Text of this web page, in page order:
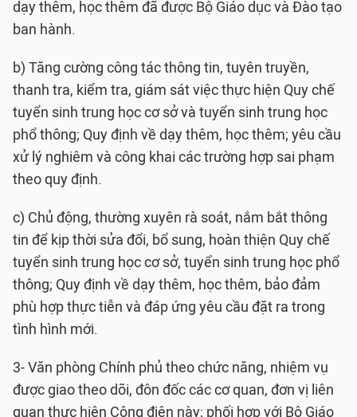
dạy thêm, học thêm đã được Bộ Giáo dục và Đào tạo
ban hành.
b) Tăng cường công tác thông tin, tuyên truyền,
thanh tra, kiểm tra, giám sát việc thực hiện Quy chế
tuyển sinh trung học cơ sở và tuyển sinh trung học
phổ thông; Quy định về dạy thêm, học thêm; yêu cầu
xử lý nghiêm và công khai các trường hợp sai phạm
theo quy định.
c) Chủ động, thường xuyên rà soát, nắm bắt thông
tin để kịp thời sửa đổi, bổ sung, hoàn thiện Quy chế
tuyển sinh trung học cơ sở, tuyển sinh trung học phổ
thông; Quy định về dạy thêm, học thêm, bảo đảm
phù hợp thực tiễn và đáp ứng yêu cầu đặt ra trong
tình hình mới.
3- Văn phòng Chính phủ theo chức năng, nhiệm vụ
được giao theo dõi, đôn đốc các cơ quan, đơn vị liên
quan thực hiện Công điện này; phối hợp với Bộ Giáo